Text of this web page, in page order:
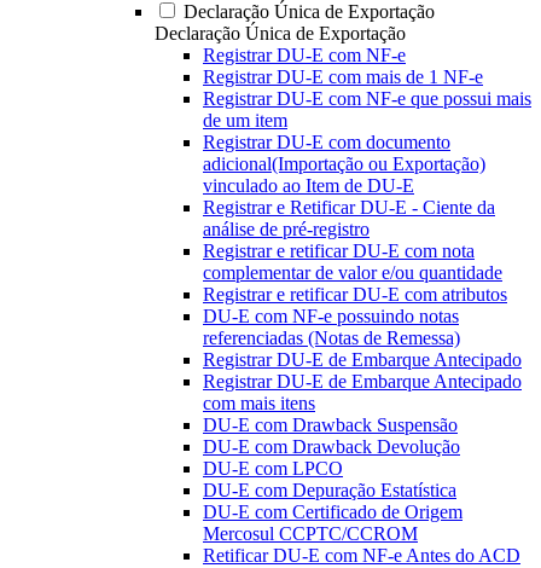
Declaração Única de Exportação
Declaração Única de Exportação
Registrar DU-E com NF-e
Registrar DU-E com mais de 1 NF-e
Registrar DU-E com NF-e que possui mais
de um item
Registrar DU-E com documento
adicional(Importação ou Exportação)
vinculado ao Item de DU-E
Registrar e Retificar DU-E - Ciente da
análise de pré-registro
Registrar e retificar DU-E com nota
complementar de valor e/ou quantidade
Registrar e retificar DU-E com atributos
DU-E com NF-e possuindo notas
referenciadas (Notas de Remessa)
Registrar DU-E de Embarque Antecipado
Registrar DU-E de Embarque Antecipado
com mais itens
DU-E com Drawback Suspensão
DU-E com Drawback Devolução
DU-E com LPCO
DU-E com Depuração Estatística
DU-E com Certificado de Origem
Mercosul CCPTC/CCROM
Retificar DU-E com NF-e Antes do ACD